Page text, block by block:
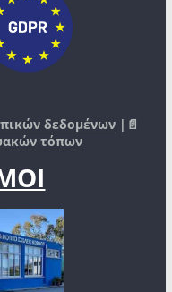
δεδομένων |📄
τόπων